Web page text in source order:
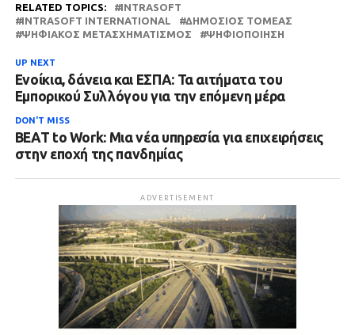
RELATED TOPICS:
INTRASOFT
INTRASOFT INTERNATIONAL
ΔΗΜΌΣΙΟΣ ΤΟΜΈΑΣ
ΨΗΦΙΑΚΌΣ ΜΕΤΑΣΧΗΜΑΤΙΣΜΌΣ
ΨΗΦΙΟΠΟΊΗΣΗ
UP NEXT
Ενοίκια, δάνεια και ΕΣΠΑ: Τα αιτήματα του
Εμπορικού Συλλόγου για την επόμενη μέρα
DON'T MISS
BEAT to Work: Μια νέα υπηρεσία για επιχειρήσεις
στην εποχή της πανδημίας
ADVERTISEMENT